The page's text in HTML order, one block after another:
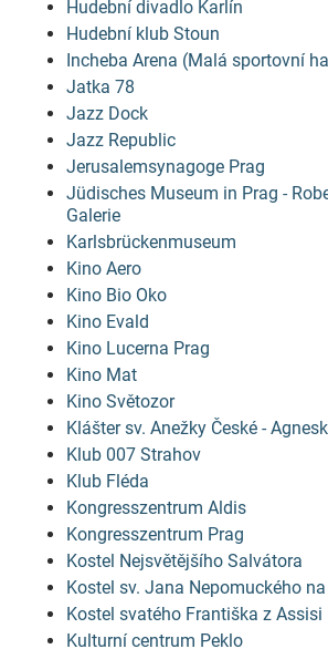
Hudební divadlo Karlín
Hudební klub Stoun
Incheba Arena (Malá sportovní
Jatka 78
Jazz Dock
Jazz Republic
Jerusalemsynagoge Prag
Jüdisches Museum in Prag -
Galerie
Karlsbrückenmuseum
Kino Aero
Kino Bio Oko
Kino Evald
Kino Lucerna Prag
Kino Mat
Kino Světozor
Klášter sv. Anežky České -
Klub 007 Strahov
Klub Fléda
Kongresszentrum Aldis
Kongresszentrum Prag
Kostel Nejsvětějšího Salvátora
Kostel sv. Jana Nepomuckého
Kostel svatého Františka z Assisi
Kulturní centrum Peklo